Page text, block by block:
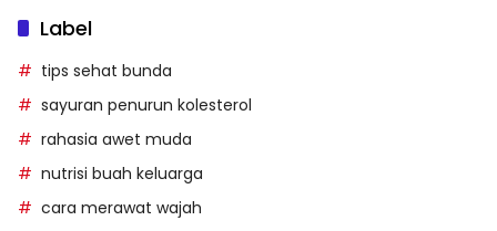
Label
tips sehat bunda
sayuran penurun kolesterol
rahasia awet muda
nutrisi buah keluarga
cara merawat wajah